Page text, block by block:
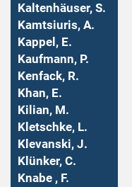
Kaltenhäuser, S.
Kamtsiuris, A.
Kappel, E.
Kaufmann, P.
Kenfack, R.
Khan, E.
Kilian, M.
Kletschke, L.
Klevanski, J.
Klünker, C.
Knabe , F.